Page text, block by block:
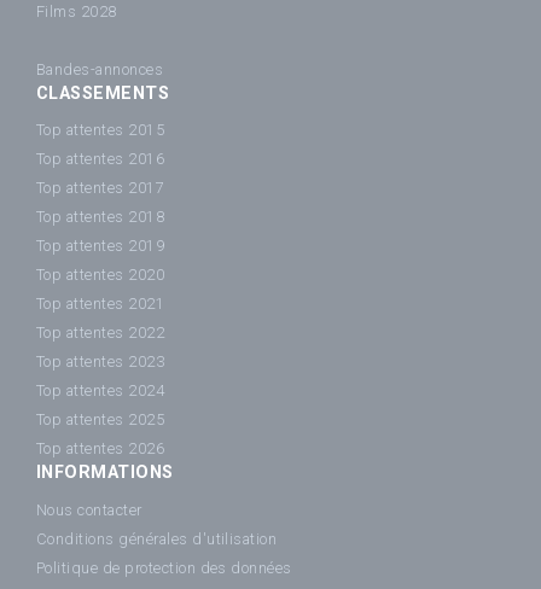
Films 2028
Bandes-annonces
CLASSEMENTS
Top attentes 2015
Top attentes 2016
Top attentes 2017
Top attentes 2018
Top attentes 2019
Top attentes 2020
Top attentes 2021
Top attentes 2022
Top attentes 2023
Top attentes 2024
Top attentes 2025
Top attentes 2026
INFORMATIONS
Nous contacter
Conditions générales d'utilisation
Politique de protection des données